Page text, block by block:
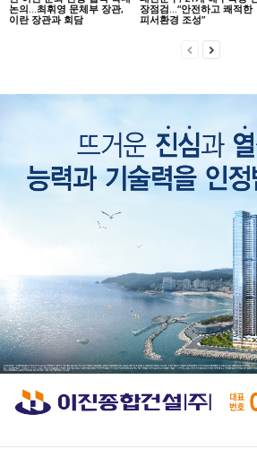
논의…최휘영 문체부 장관,
이란 장관과 회담
장점검…“안전하고 쾌적한
피서환경 조성”